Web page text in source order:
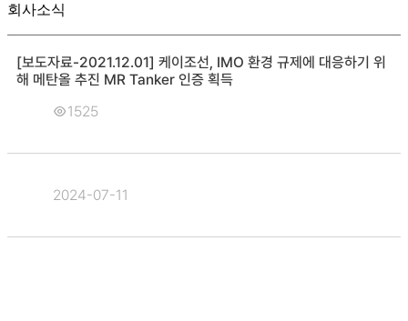
회사소식
[보도자료-2021.12.01] 케이조선, IMO 환경 규제에 대응하기 위
해 메탄올 추진 MR Tanker 인증 획득
1525
2024-07-11